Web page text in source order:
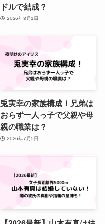
ドルで結成？
2026年8月1日
兎実幸の家族構成！兄弟は
おらず一人っ子で父親や母
親の職業は？
2026年7月5日